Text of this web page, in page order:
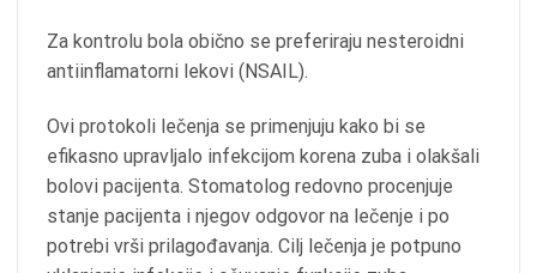
Za kontrolu bola obično se preferiraju nesteroidni
antiinflamatorni lekovi (NSAIL).
Ovi protokoli lečenja se primenjuju kako bi se
efikasno upravljalo infekcijom korena zuba i olakšali
bolovi pacijenta. Stomatolog redovno procenjuje
stanje pacijenta i njegov odgovor na lečenje i po
potrebi vrši prilagođavanja. Cilj lečenja je potpuno